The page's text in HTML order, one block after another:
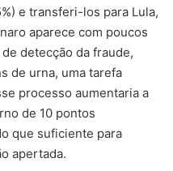
e transferi-los para Lula,
aparece com poucos
detecção da fraude,
de urna, uma tarefa
processo aumentaria a
de 10 pontos
que suficiente para
apertada.